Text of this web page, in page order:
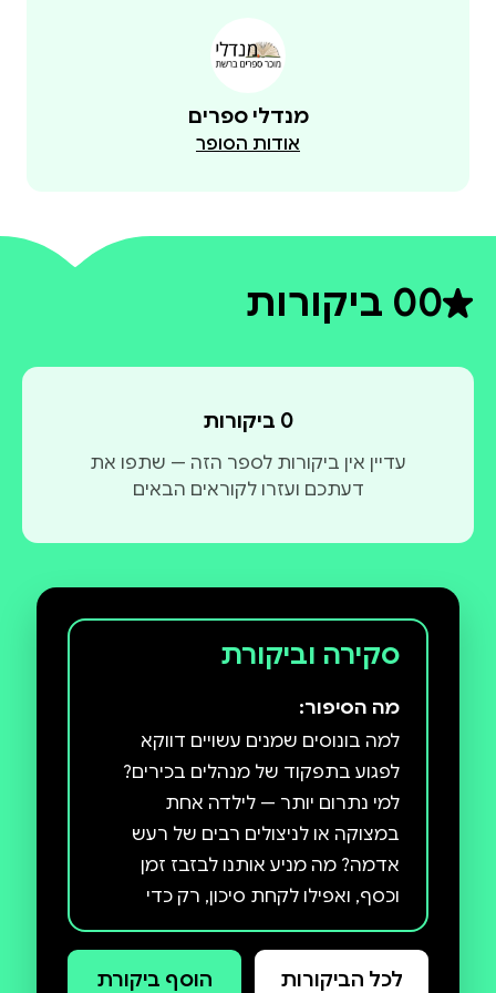
מנדלי ספרים
אודות הסופר
0דירוג ממוצע 0 מתוך 5
0 ביקורות
0 ביקורות
עדיין אין ביקורות לספר הזה — שתפו את
דעתכם ועזרו לקוראים הבאים
סקירה וביקורת
מה הסיפור:
למה בונוסים שמנים עשויים דווקא
לפגוע בתפקוד של מנהלים בכירים?
למי נתרום יותר — לילדה אחת
במצוקה או לניצולים רבים של רעש
אדמה? מה מניע אותנו לבזבז זמן
וכסף, ואפילו לקחת סיכון, רק כדי
לנקום במישהו, והאם זה משתלם? למה
הסיכוי שנמצא בן זוג מתאים באתרי
לכל הביקורות הוסף ביקורת